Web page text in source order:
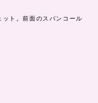
ト。前面のスパンコール